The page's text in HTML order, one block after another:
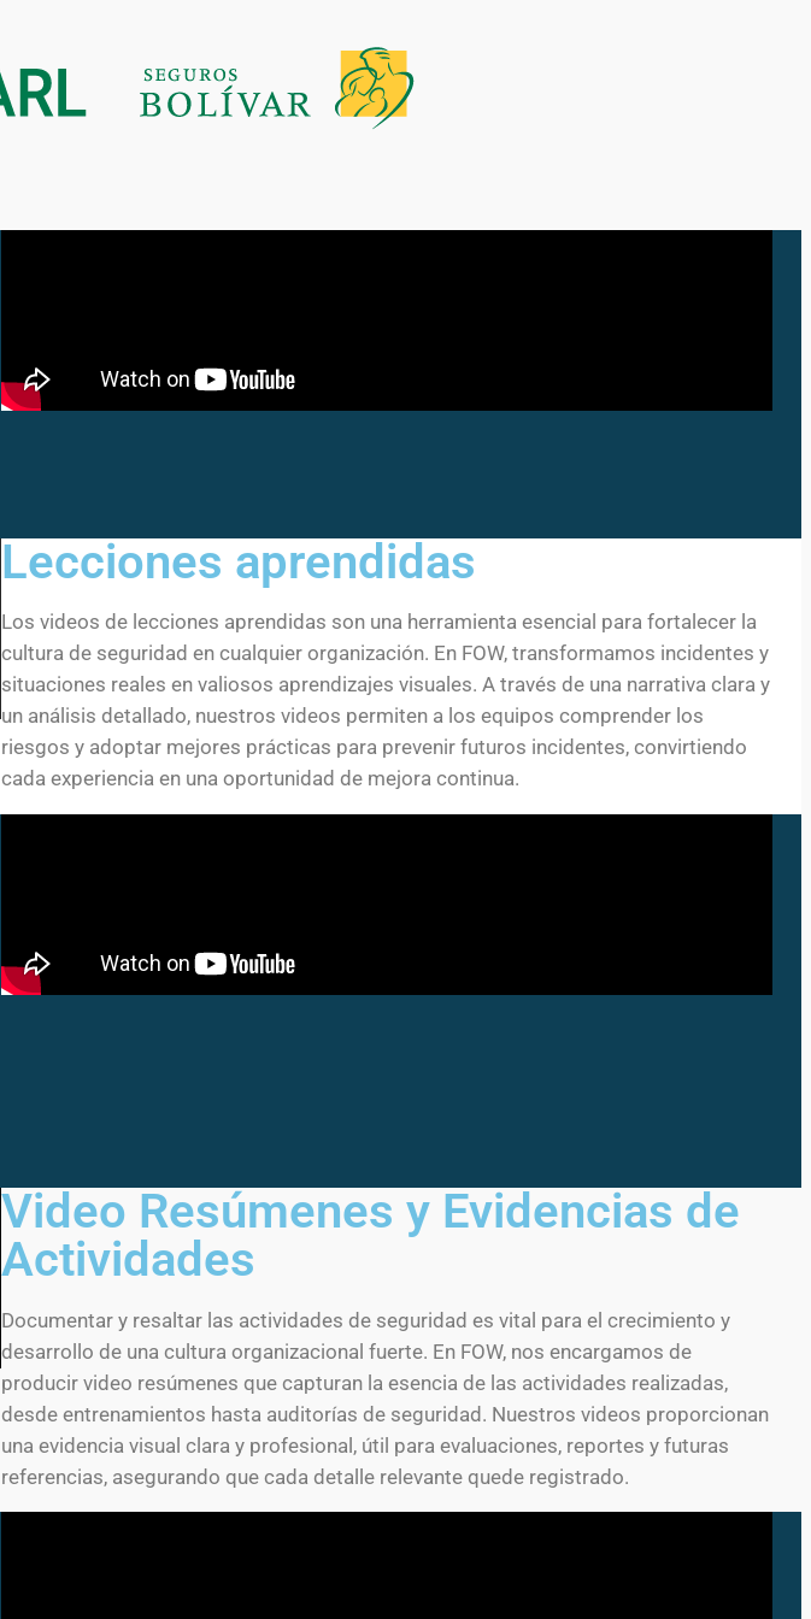
Lecciones aprendidas
Los videos de lecciones aprendidas son una herramienta esencial para fortalecer la
cultura de seguridad en cualquier organización. En FOW, transformamos incidentes y
situaciones reales en valiosos aprendizajes visuales. A través de una narrativa clara y
un análisis detallado, nuestros videos permiten a los equipos comprender los
riesgos y adoptar mejores prácticas para prevenir futuros incidentes, convirtiendo
cada experiencia en una oportunidad de mejora continua.
Video Resúmenes y Evidencias de
Actividades
Documentar y resaltar las actividades de seguridad es vital para el crecimiento y
desarrollo de una cultura organizacional fuerte. En FOW, nos encargamos de
producir video resúmenes que capturan la esencia de las actividades realizadas,
desde entrenamientos hasta auditorías de seguridad. Nuestros videos proporcionan
una evidencia visual clara y profesional, útil para evaluaciones, reportes y futuras
referencias, asegurando que cada detalle relevante quede registrado.